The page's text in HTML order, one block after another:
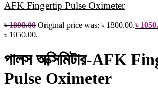
AFK Fingertip Pulse Oximeter
৳1800.00 Original price was: ৳ 1800.00.৳
৳ 1050.00.
পালস অক্সিমিটার-AFK
Pulse Oximeter